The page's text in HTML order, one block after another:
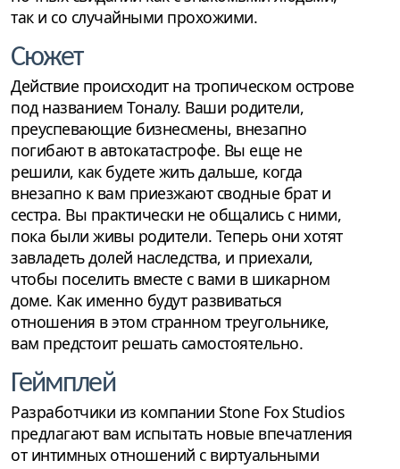
так и со случайными прохожими.
Сюжет
Действие происходит на тропическом острове
под названием Тоналу. Ваши родители,
преуспевающие бизнесмены, внезапно
погибают в автокатастрофе. Вы еще не
решили, как будете жить дальше, когда
внезапно к вам приезжают сводные брат и
сестра. Вы практически не общались с ними,
пока были живы родители. Теперь они хотят
завладеть долей наследства, и приехали,
чтобы поселить вместе с вами в шикарном
доме. Как именно будут развиваться
отношения в этом странном треугольнике,
вам предстоит решать самостоятельно.
Геймплей
Разработчики из компании Stone Fox Studios
предлагают вам испытать новые впечатления
от интимных отношений с виртуальными